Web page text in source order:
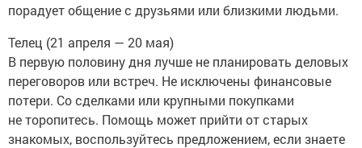
порадует общение с друзьями или близкими людьми.
Телец (21 апреля — 20 мая)
В первую половину дня лучше не планировать деловых
переговоров или встреч. Не исключены финансовые
потери. Со сделками или крупными покупками
не торопитесь. Помощь может прийти от старых
знакомых, воспользуйтесь предложением, если знаете